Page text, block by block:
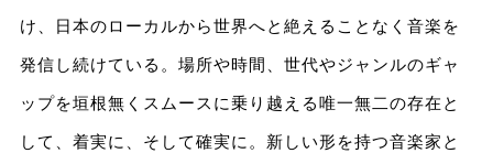
け、日本のローカルから世界へと絶えることなく音楽を
発信し続けている。場所や時間、世代やジャンルのギャ
ップを垣根無くスムースに乗り越える唯一無二の存在と
して、着実に、そして確実に。新しい形を持つ音楽家と